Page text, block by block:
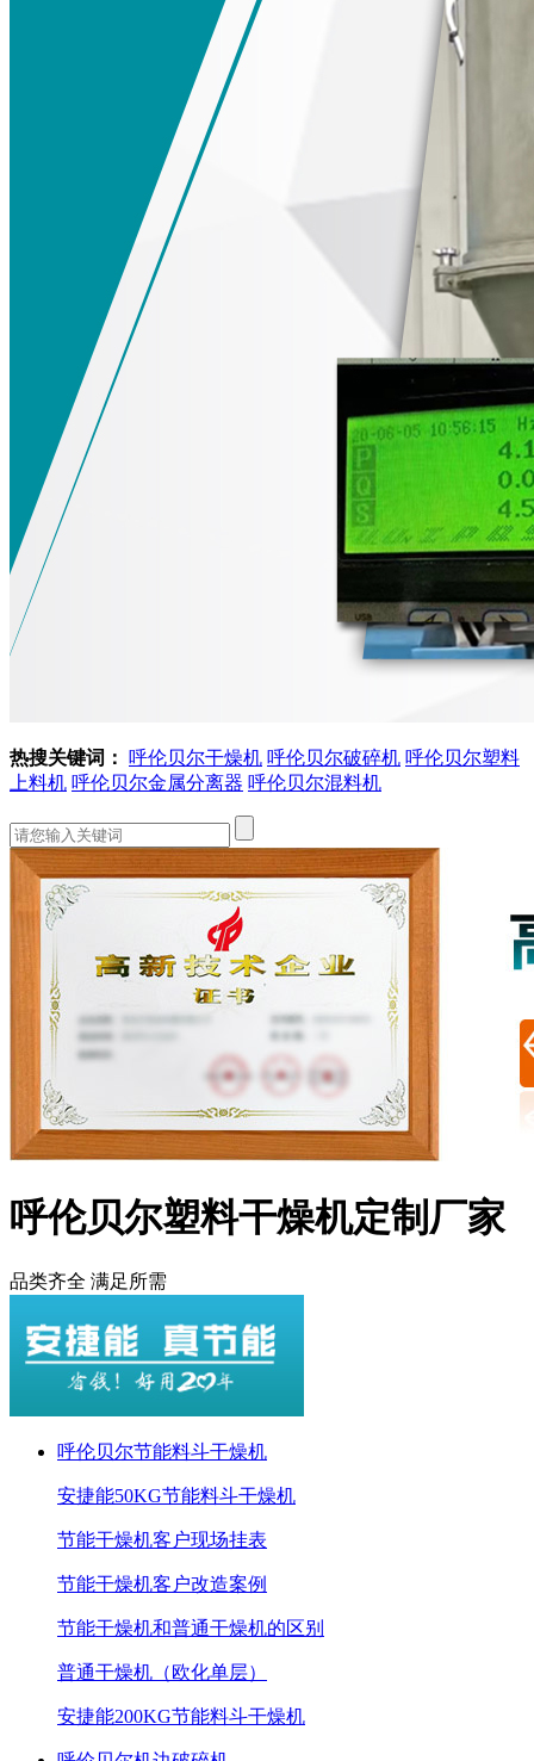
热搜关键词： 呼伦贝尔干燥机 呼伦贝尔破碎机 呼伦贝尔塑料
上料机 呼伦贝尔金属分离器 呼伦贝尔混料机
呼伦贝尔塑料干燥机定制厂家
品类齐全 满足所需
呼伦贝尔节能料斗干燥机
安捷能50KG节能料斗干燥机
节能干燥机客户现场挂表
节能干燥机客户改造案例
节能干燥机和普通干燥机的区别
普通干燥机（欧化单层）
安捷能200KG节能料斗干燥机